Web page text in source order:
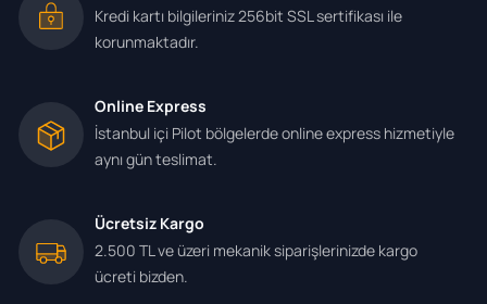
Kredi kartı bilgileriniz 256bit SSL sertifikası ile
korunmaktadır.
Online Express
İstanbul içi Pilot bölgelerde online express hizmetiyle
aynı gün teslimat.
Ücretsiz Kargo
2.500 TL ve üzeri mekanik siparişlerinizde kargo
ücreti bizden.